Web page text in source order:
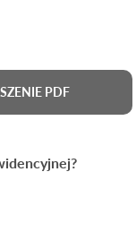
PDF